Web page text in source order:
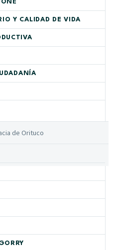
Y CALIDAD DE VIDA
de Orituco